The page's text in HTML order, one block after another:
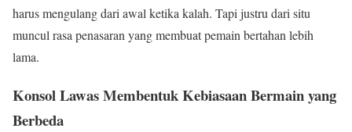
harus mengulang dari awal ketika kalah. Tapi justru dari situ
muncul rasa penasaran yang membuat pemain bertahan lebih
lama.
Konsol Lawas Membentuk Kebiasaan Bermain yang
Berbeda